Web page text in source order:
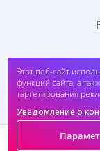
Этот веб-сайт
функций сайта, а
таргетирования
Уведомление о